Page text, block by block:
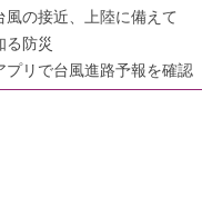
風の接近、上陸に備えて
る防災
プリで台風進路予報を確認